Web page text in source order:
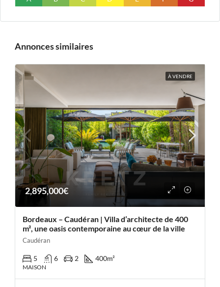
Annonces similaires
À VENDRE
2,895,000€
Bordeaux – Caudéran | Villa d’architecte de 400
m², une oasis contemporaine au cœur de la ville
Caudéran
5 6 2 400m²
MAISON